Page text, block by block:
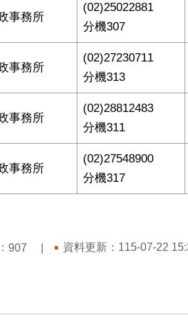
事務所
(02)25022881
分機307
事務所
(02)27230711
分機313
事務所
(02)28812483
分機311
事務所
(02)27548900
分機317
907 資料更新： 115-07-22